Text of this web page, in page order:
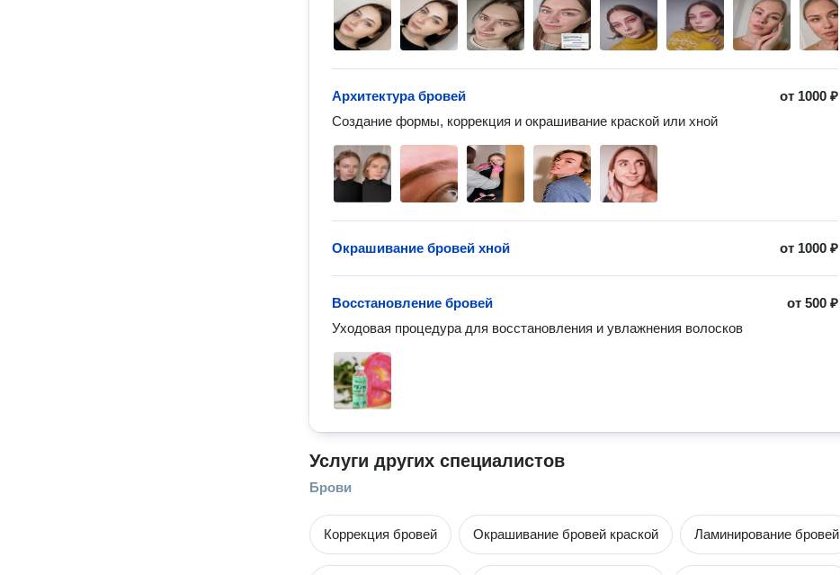
от 1000 ₽
Архитектура бровей
Создание формы, коррекция и окрашивание краской или хной
от 1000 ₽
Окрашивание бровей хной
от500 ₽
Восстановление бровей
Уходовая процедура для восстановления и увлажнения волосков
Услуги других специалистов
Брови
Коррекция бровей Окрашивание бровей краской Ламинирование бровей